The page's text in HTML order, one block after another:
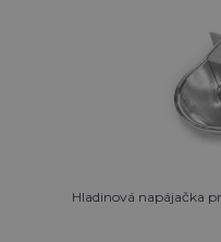
Hladinová napájačka